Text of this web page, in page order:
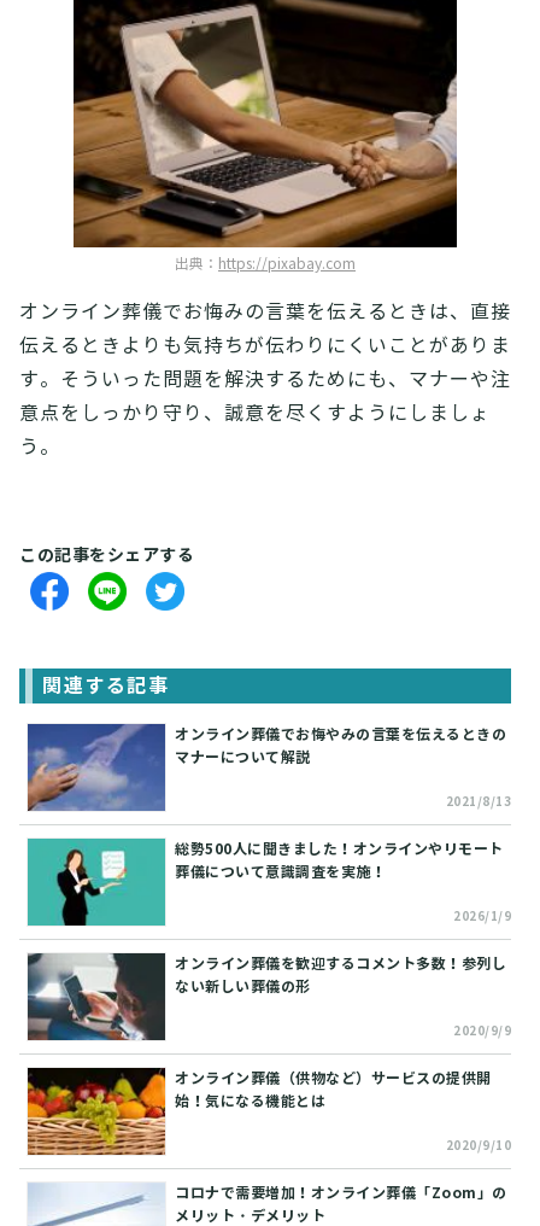
出典： https://pixabay.com
オンライン葬儀でお悔みの言葉を伝えるときは、直接
伝えるときよりも気持ちが伝わりにくいことがありま
す。そういった問題を解決するためにも、マナーや注
意点をしっかり守り、誠意を尽くすようにしましょ
う。
この記事をシェアする
関連する記事
オンライン葬儀でお悔やみの言葉を伝えるときの
マナーについて解説
2021/8/13
総勢500人に聞きました！オンラインやリモート
葬儀について意識調査を実施！
2026/1/9
オンライン葬儀を歓迎するコメント多数！参列し
ない新しい葬儀の形
2020/9/9
オンライン葬儀（供物など）サービスの提供開
始！気になる機能とは
2020/9/10
コロナで需要増加！オンライン葬儀「Zoom」の
メリット・デメリット